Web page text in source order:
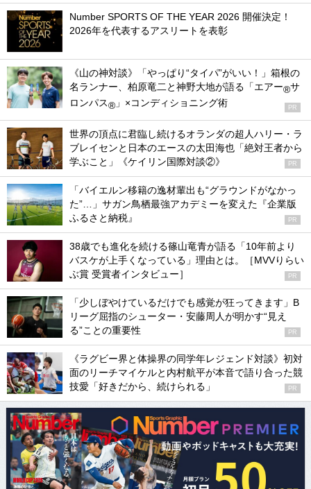
Number SPORTS OF THE YEAR 2026 開催決定！
2026年を代表するアスリートを表彰
《山の神対談》「やっぱり“タイパ”がいい！」箱根の
名ランナー、柏原竜二と神野大地が語る「エアー®サ
ロンパス® 」×コンディショニング術 PR
世界の頂点に君臨し続けるオランダの超人ハリー・ラ
ブレイセンと日本のエースの太田海也「絶対王者から
学ぶこと」《ケイリン国際対談②》
PR
「バイエルン移籍の逸材輩出も“グラウンドがなかっ
た”…」サガン鳥栖最強アカデミーを変えた『企業版
ふるさと納税』
PR
38歳でも進化を続ける篠山竜青が語る「10年前より
バスケが上手くなっている」理由とは。［MVVりらい
ぶ賞 受賞者インタビュー］
PR
「少しぼやけているだけでも感覚が狂ってきます」B
リーグ屈指のシューター・安藤周人が明かす“見え
る”ことの重要性
PR
《ラグビー界と体操界の同学年レジェンド対談》初対
面のリーチマイケルと内村航平が本音で語り合った競
技愛「好きだから、続けられる」
PR